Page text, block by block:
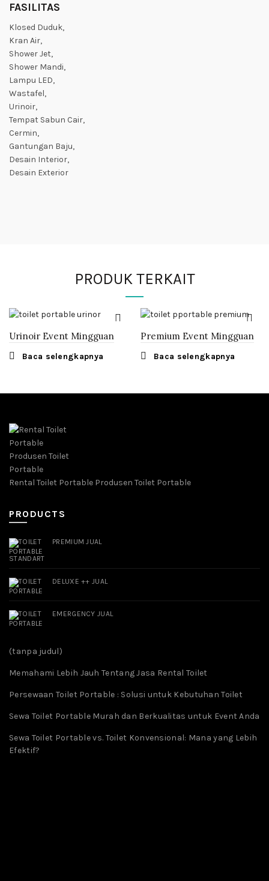
FASILITAS
Klosed Duduk,
Kran Air,
Shower Jet,
Shower Mandi,
Lampu LED,
Wastafel,
Urinoir,
Tempat Sabun Cair,
Cermin,
Gantungan Baju,
Desain Interior,
Desain Exterior
PRODUK TERKAIT
Urinoir Event Mingguan
Baca selengkapnya
Premium Event Mingguan
Baca selengkapnya
Rental Toilet Portable Produsen Toilet Portable
PRODUCTS
PREMIUM JUAL
DELUXE ++ JUAL
EMERGENCY JUAL
(tanpa judul)
Memahami Lebih Jauh Tentang Jasa Rental Toilet
Persewaan Toilet Portable : Solusi untuk Kebutuhan Toilet
Sewa Toilet Portable Murah dan Berkualitas untuk Event Anda
Sewa Toilet Portable vs. Toilet Konvensional: Mana yang Lebih
Efektif?